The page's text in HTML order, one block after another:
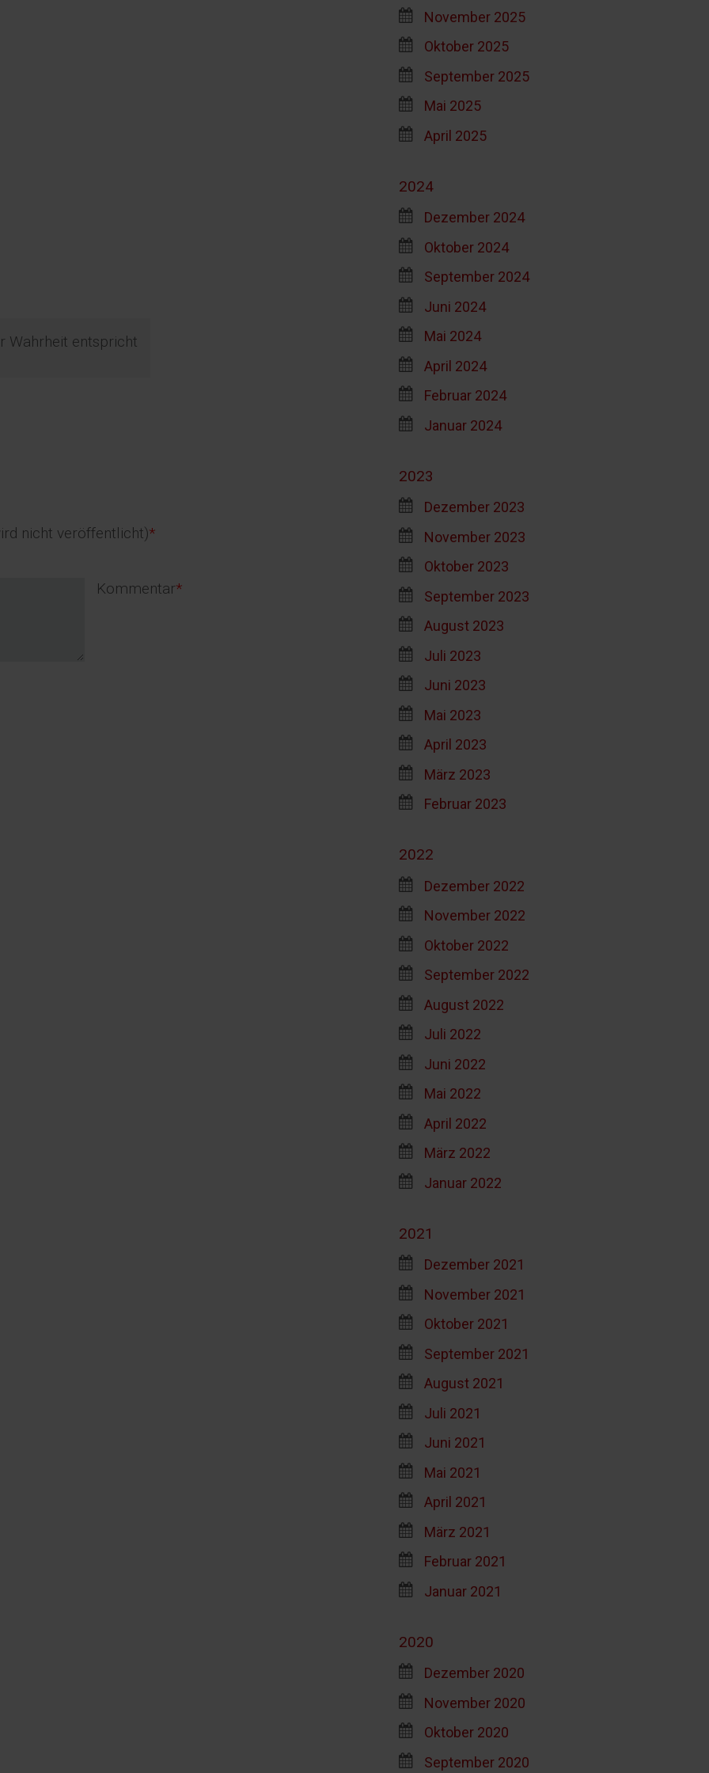
Wahrheit entspricht
nicht veröffentlicht)*
Pflichtfeld
Kommentar*
November 2025
Oktober 2025
September 2025
Mai 2025
April 2025
2024
Dezember 2024
Oktober 2024
September 2024
Juni 2024
Mai 2024
April 2024
Februar 2024
Januar 2024
2023
Dezember 2023
November 2023
Oktober 2023
September 2023
August 2023
Juli 2023
Juni 2023
Mai 2023
April 2023
März 2023
Februar 2023
2022
Dezember 2022
November 2022
Oktober 2022
September 2022
August 2022
Juli 2022
Juni 2022
Mai 2022
April 2022
März 2022
Januar 2022
2021
Dezember 2021
November 2021
Oktober 2021
September 2021
August 2021
Juli 2021
Juni 2021
Mai 2021
April 2021
März 2021
Februar 2021
Januar 2021
2020
Dezember 2020
November 2020
Oktober 2020
September 2020